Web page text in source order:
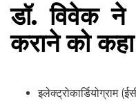
डॉ. विवेक
कराने को कहा
इलेक्ट्रोकार्डियोग्राम